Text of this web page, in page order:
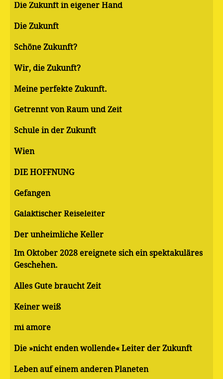
Die Zukunft in eigener Hand
Die Zukunft
Schöne Zukunft?
Wir, die Zukunft?
Meine perfekte Zukunft.
Getrennt von Raum und Zeit
Schule in der Zukunft
Wien
DIE HOFFNUNG
Gefangen
Galaktischer Reiseleiter
Der unheimliche Keller
Im Oktober 2028 ereignete sich ein spektakuläres
Geschehen.
Alles Gute braucht Zeit
Keiner weiß
mi amore
Die »nicht enden wollende« Leiter der Zukunft
Leben auf einem anderen Planeten